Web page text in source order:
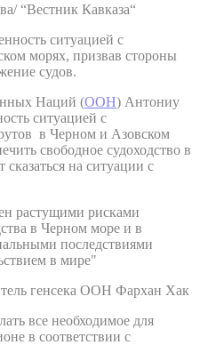
“Вестник Кавказа“
ситуацией с
морях, призвав стороны
судов.
Наций (ООН) Антониу
ситуацией с
в Черном и Азовском
свободное судоходство в
на ситуации с
растущими рисками
в Черном море и в
последствиями
в мире"
генсека ООН Фархан Хак
все необходимое для
в соответствии с